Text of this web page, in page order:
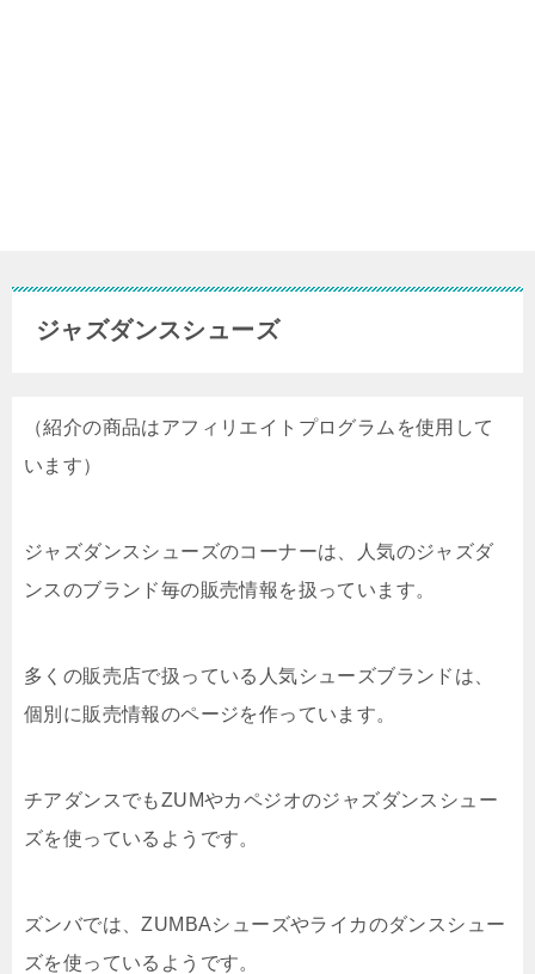
ジャズダンスシューズ
（紹介の商品はアフィリエイトプログラムを使用して
います）
ジャズダンスシューズのコーナーは、人気のジャズダ
ンスのブランド毎の販売情報を扱っています。
多くの販売店で扱っている人気シューズブランドは、
個別に販売情報のページを作っています。
チアダンスでもZUMやカペジオのジャズダンスシュー
ズを使っているようです。
ズンバでは、ZUMBAシューズやライカのダンスシュー
ズを使っているようです。